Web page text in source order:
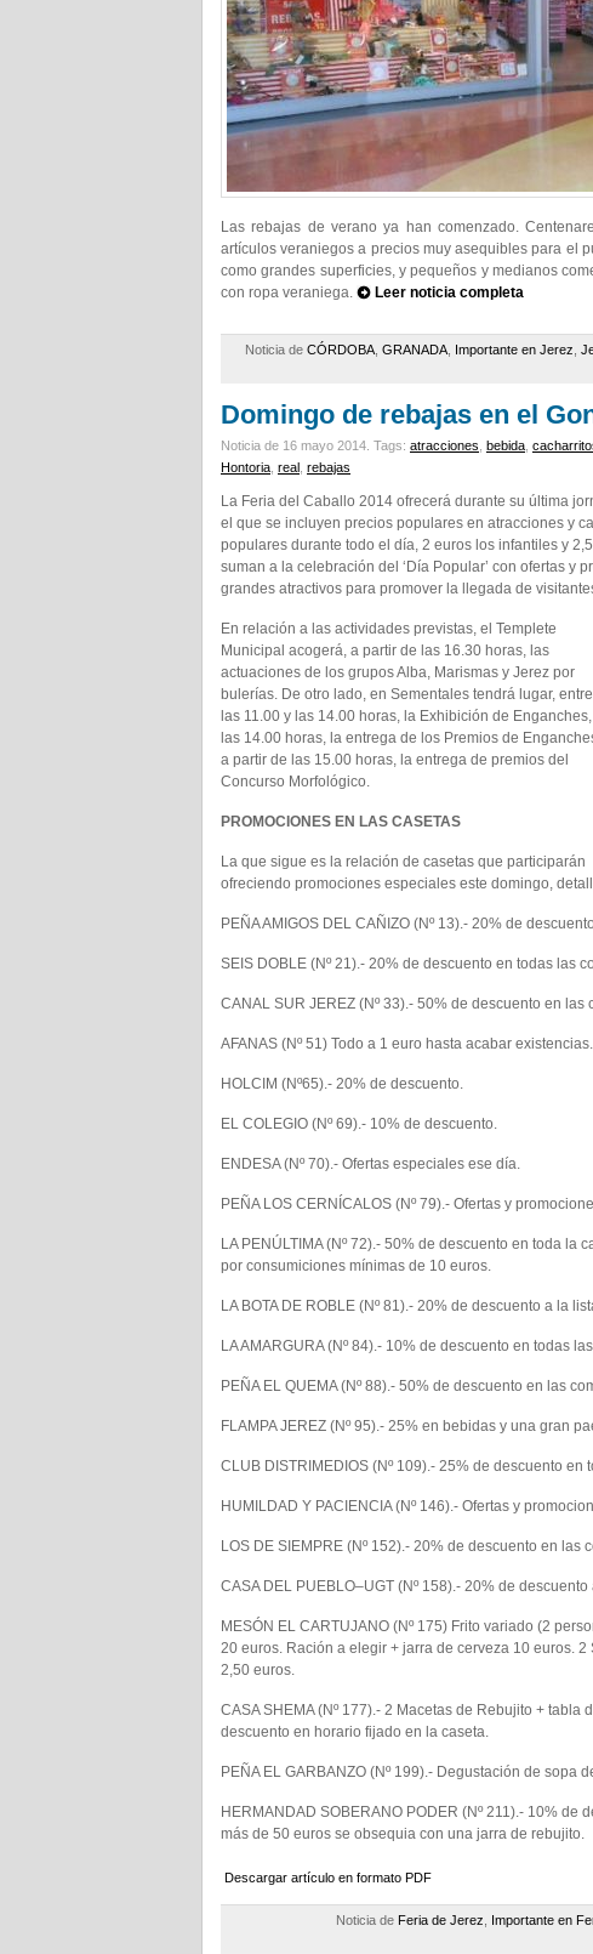
Las rebajas de verano ya han comenzado.
artículos veraniegos a precios muy asequibles para el
como grandes superficies, y pequeños y medianos
con ropa veraniega.
Leer noticia completa
Noticia de CÓRDOBA GRANADA Importante en Jerez
Domingo de rebajas en el
Noticia de 16 mayo 2014. Tags: atracciones bebida
Hontoria real rebajas
La Feria del Caballo 2014 ofrecerá durante su última
el que se incluyen precios populares en atracciones y
populares durante todo el día, 2 euros los infantiles y
suman a la celebración del ‘Día Popular’ con ofertas y
grandes atractivos para promover la llegada de
En relación a las actividades previstas, el Templete
Municipal acogerá, a partir de las 16.30 horas, las
actuaciones de los grupos Alba, Marismas y Jerez por
bulerías. De otro lado, en Sementales tendrá lugar, entre
las 11.00 y las 14.00 horas, la Exhibición de
las 14.00 horas, la entrega de los Premios de
a partir de las 15.00 horas, la entrega de premios del
Concurso Morfológico.
PROMOCIONES EN LAS CASETAS
La que sigue es la relación de casetas que participarán
ofreciendo promociones especiales este domingo,
PEÑA AMIGOS DEL CAÑIZO (Nº 13).- 20% de
SEIS DOBLE (Nº 21).- 20% de descuento en todas las
CANAL SUR JEREZ (Nº 33).- 50% de descuento en las
AFANAS (Nº 51) Todo a 1 euro hasta acabar existencias.
HOLCIM (Nº65).- 20% de descuento.
EL COLEGIO (Nº 69).- 10% de descuento.
ENDESA (Nº 70).- Ofertas especiales ese día.
PEÑA LOS CERNÍCALOS (Nº 79).- Ofertas y
LA PENÚLTIMA (Nº 72).- 50% de descuento en toda
por consumiciones mínimas de 10 euros.
LA BOTA DE ROBLE (Nº 81).- 20% de descuento a la
LA AMARGURA (Nº 84).- 10% de descuento en todas
PEÑA EL QUEMA (Nº 88).- 50% de descuento en las
FLAMPA JEREZ (Nº 95).- 25% en bebidas y una gran
CLUB DISTRIMEDIOS (Nº 109).- 25% de descuento en
HUMILDAD Y PACIENCIA (Nº 146).- Ofertas y
LOS DE SIEMPRE (Nº 152).- 20% de descuento en
CASA DEL PUEBLO–UGT (Nº 158).- 20% de
MESÓN EL CARTUJANO (Nº 175) Frito variado (2
20 euros. Ración a elegir + jarra de cerveza 10 euros.
2,50 euros.
CASA SHEMA (Nº 177).- 2 Macetas de Rebujito +
descuento en horario fijado en la caseta.
PEÑA EL GARBANZO (Nº 199).- Degustación de sopa
HERMANDAD SOBERANO PODER (Nº 211).- 10%
más de 50 euros se obsequia con una jarra de rebujito.
Descargar artículo en formato PDF
Noticia de Feria de Jerez Importante en